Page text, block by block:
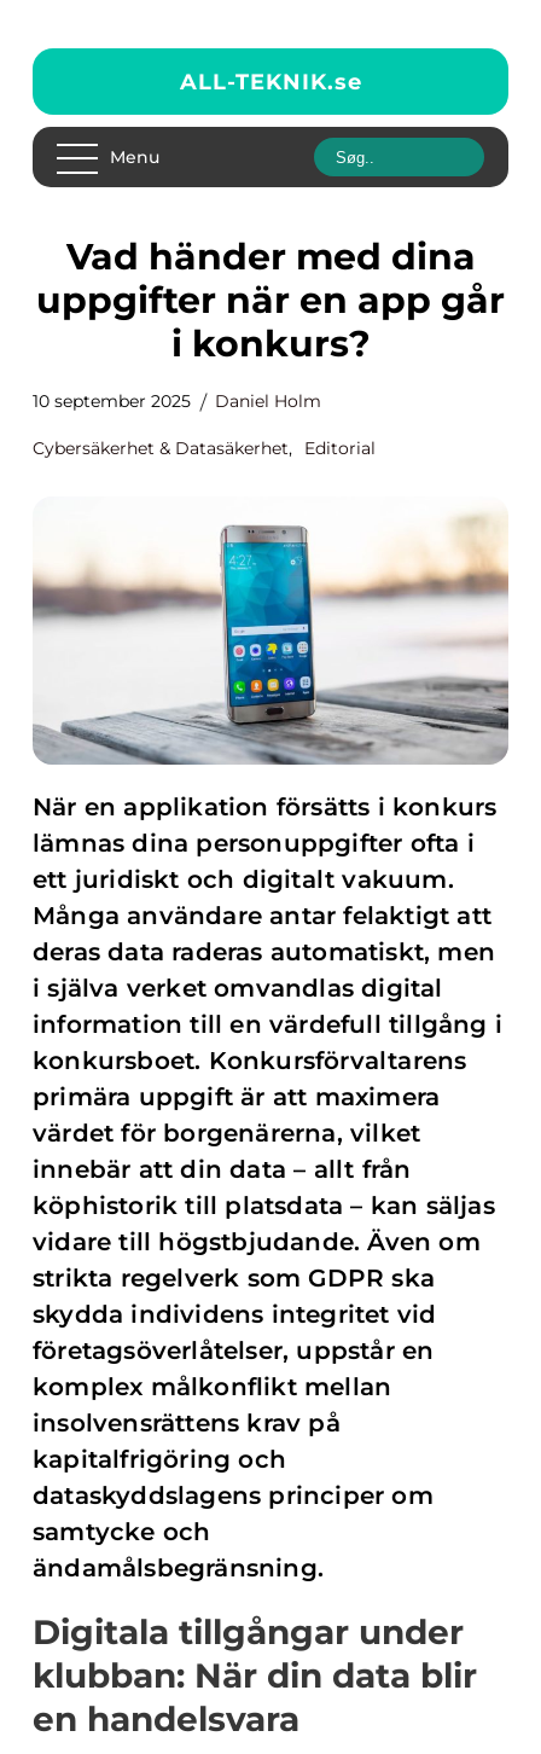
ALL-TEKNIK.se
Menu
Vad händer med dina
uppgifter när en app går
i konkurs?
10 september 2025 Daniel Holm
Cybersäkerhet & Datasäkerhet, Editorial
När en applikation försätts i konkurs
lämnas dina personuppgifter ofta i
ett juridiskt och digitalt vakuum.
Många användare antar felaktigt att
deras data raderas automatiskt, men
i själva verket omvandlas digital
information till en värdefull tillgång i
konkursboet. Konkursförvaltarens
primära uppgift är att maximera
värdet för borgenärerna, vilket
innebär att din data – allt från
köphistorik till platsdata – kan säljas
vidare till högstbjudande. Även om
strikta regelverk som GDPR ska
skydda individens integritet vid
företagsöverlåtelser, uppstår en
komplex målkonflikt mellan
insolvensrättens krav på
kapitalfrigöring och
dataskyddslagens principer om
samtycke och
ändamålsbegränsning.
Digitala tillgångar under
klubban: När din data blir
en handelsvara